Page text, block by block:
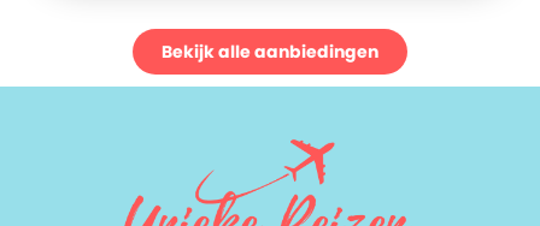
Bekijk alle aanbiedingen